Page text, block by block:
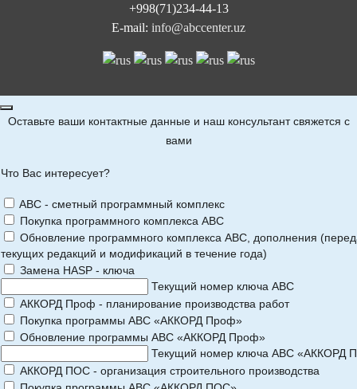
+998(71)234-44-13
E-mail: info@abccenter.uz
Оставьте ваши контактные данные и наш консультант свяжется с
вами
Что Вас интересует?
ABC - сметный программный комплекс
Покупка программного комплекса АВС
Обновление программного комплекса АВС, дополнения
текущих редакций и модификаций в течение года)
Замена HASP - ключа
Текущий номер ключа АВС
АККОРД Проф - планирование производства работ
Покупка программы АВС «АККОРД Проф»
Обновление программы АВС «АККОРД Проф»
Текущий номер ключа АВС «АККОРД
АККОРД ПОС - организация строительного производства